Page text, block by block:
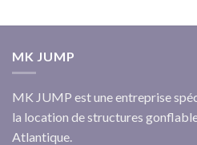
MK JUMP
MK JUMP est une entreprise
la location de structures
Atlantique.